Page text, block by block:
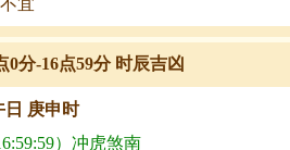
宜
0分-16点59分 时辰吉凶
日 庚申时
）冲虎煞南